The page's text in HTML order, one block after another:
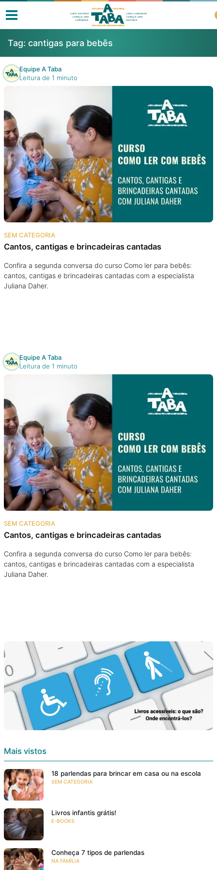
Livros
Clube de Leitores
Listas
Como ler?
Na escola
Na família
Colunas
Cursos On line
Eventos
Podcast
Assine
Taba na Escola
Tag: cantigas para bebês
Equipe A Taba
Leitura de 1 minuto
SEM CATEGORIA
Cantos, cantigas e brincadeiras cantadas
Confira a segunda conversa do curso Como ler para bebês:
cantos, cantigas e brincadeiras cantadas com a especialista
Juliana Daher.
Equipe A Taba
Leitura de 1 minuto
SEM CATEGORIA
Cantos, cantigas e brincadeiras cantadas
Confira a segunda conversa do curso Como ler para bebês:
cantos, cantigas e brincadeiras cantadas com a especialista
Juliana Daher.
Mais vistos
18 parlendas para brincar em casa ou na escola
SEM CATEGORIA
Livros infantis grátis!
E-BOOKS
Conheça 7 tipos de parlendas
NA FAMÍLIA